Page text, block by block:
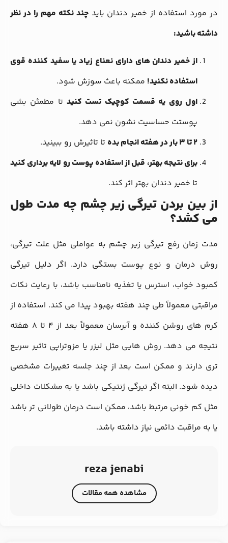
در مورد استفاده از خمیر دندان بایدچند نکته مهم را در نظر
داشته باشید:
از خمیر دندان های دارای نعناع زیاد یا سفید کننده قوی
استفاده نکنید! ممکنه باعث سوزش شود.
اول روی یه قسمت کوچیک تست کنید تا مطمئن بشی
پوستت حساسیت نشون نمی دهد.
۲ تا ۳ بار در هفته انجام بده
تا تاثیرش رو ببینید.
برای نتیجه بهتر، قبل از استفاده پوست رو لایه برداری کنید
تا خمیر دندان بهتر اثر کند.
از بین بردن تیرگی زیر چشم چه مدت طول
می کشد؟
مدت زمان رفع تیرگی زیر چشم به عواملی مثل علت تیرگی،
روش درمان و نوع پوست بستگی دارد. اگر دلیل تیرگی
کمبود خواب، استرس یا تغذیه نامناسب باشد، با رعایت نکات
مراقبتی معمولاً طی چند هفته بهبود پیدا می کند. استفاده از
کرم های روشن کننده و آبرسان معمولاً بعد از ۴ تا ۸ هفته
نتیجه می دهد. روش هایی مثل لیزر یا مزوتراپی تاثیر سریع
تری دارند و ممکن است بعد از چند جلسه تغییرات مشخصی
دیده شود. البته اگر تیرگی ژنتیکی باشد یا به مشکلات داخلی
مثل کم خونی مرتبط باشد، ممکن است درمان طولانی تر باشد
یا به مراقبت دائمی نیاز داشته باشد.
reza jenabi
مشاهده همه مقالات